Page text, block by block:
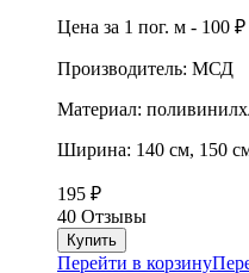
Цена за 1 пог. м - 100 ₽
Производитель: МСД
Материал:
Ширина: 140 см, 150
195 ₽
40 Отзывы
Перейти в корзину